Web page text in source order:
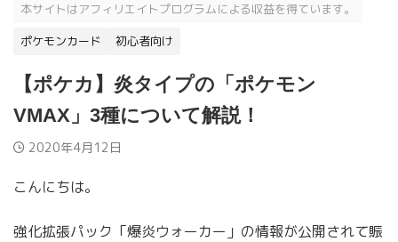
本サイトはアフィリエイトプログラムによる収益を得ています。
ポケモンカード
初心者向け
【ポケカ】炎タイプの「ポケモン
VMAX」3種について解説！
2020年4月12日
こんにちは。
強化拡張パック「爆炎ウォーカー」の情報が公開されて賑